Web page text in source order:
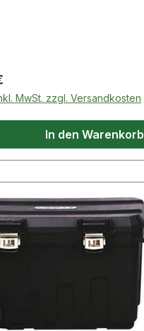
Preis:
MwSt. zzgl. Versandkosten
In den Warenkorb